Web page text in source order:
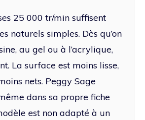
25 000 tr/min suffisent
naturels simples. Dès qu’on
au gel ou à l’acrylique,
La surface est moins lisse,
nets. Peggy Sage
dans sa propre fiche
est non adapté à un